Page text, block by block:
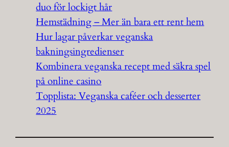
duo för lockigt hår
Hemstädning – Mer än bara ett rent hem
Hur lagar påverkar veganska
bakningsingredienser
Kombinera veganska recept med säkra spel
på online casino
Topplista: Veganska caféer och desserter
2025